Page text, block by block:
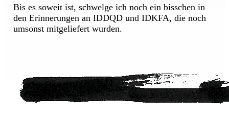
Bis es soweit ist, schwelge ich noch ein bisschen in
den Erinnerungen an IDDQD und IDKFA, die noch
umsonst mitgeliefert wurden.